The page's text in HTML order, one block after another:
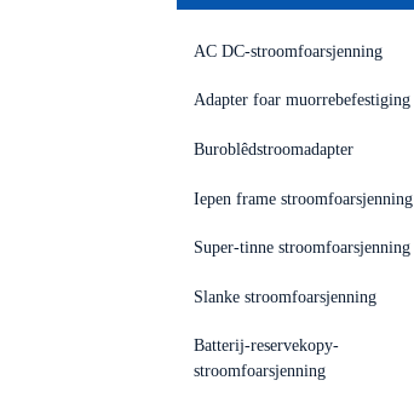
AC DC-stroomfoarsjenning
Adapter foar muorrebefestiging
Buroblêdstroomadapter
Iepen frame stroomfoarsjenning
Super-tinne stroomfoarsjenning
Slanke stroomfoarsjenning
Batterij-reservekopy-
stroomfoarsjenning